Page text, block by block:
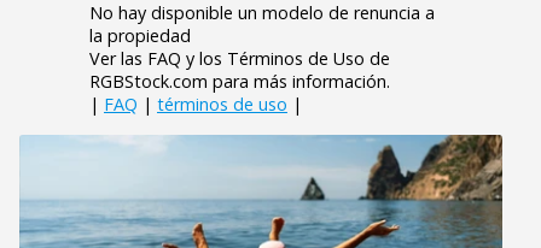
No hay disponible un modelo de renuncia a
la propiedad
Ver las FAQ y los Términos de Uso de
RGBStock.com para más información.
| FAQ | términos de uso |